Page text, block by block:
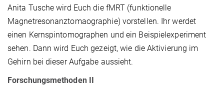
Anita Tusche wird Euch die fMRT (funktionelle
Magnetresonanztomaographie) vorstellen. Ihr werdet
einen Kernspintomographen und ein Beispielexperiment
sehen. Dann wird Euch gezeigt, wie die Aktivierung im
Gehirn bei dieser Aufgabe aussieht.
Forschungsmethoden II